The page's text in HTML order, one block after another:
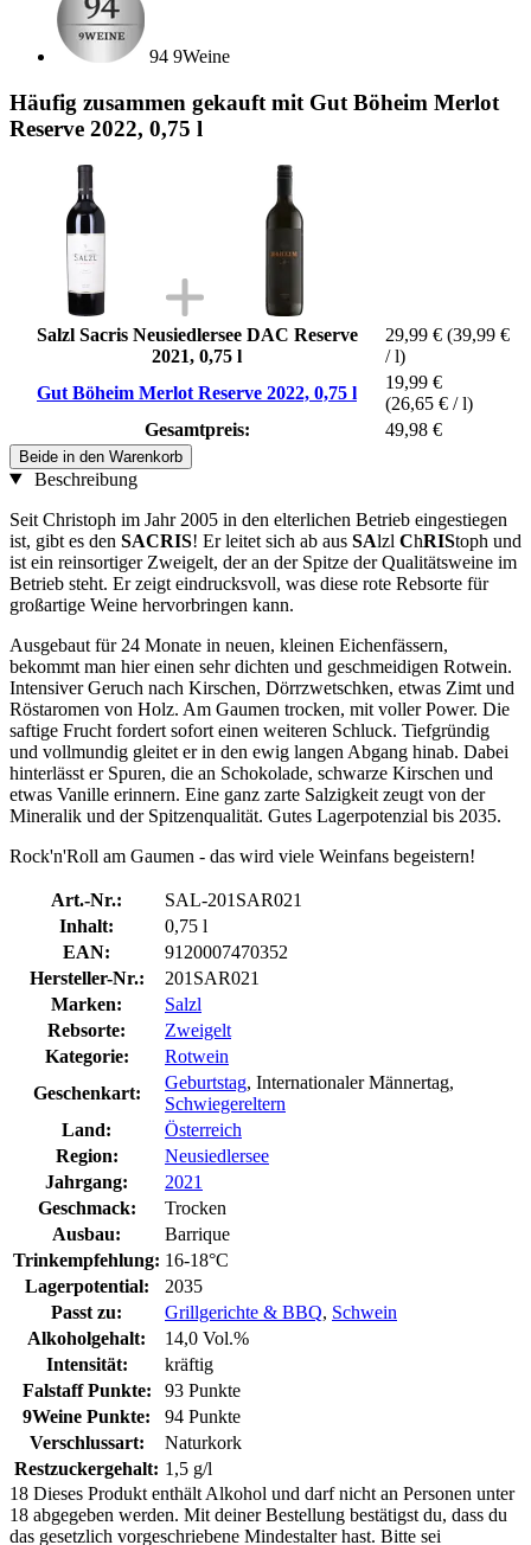
94 9Weine
Häufig zusammen gekauft mit Gut Böheim Merlot
Reserve 2022, 0,75 l
Salzl Sacris Neusiedlersee DAC Reserve
2021, 0,75 l
29,99 € (39,99 €
/ l)
Gut Böheim Merlot Reserve 2022, 0,75 l
19,99 €
(26,65 € / l)
Gesamtpreis:
49,98 €
Beide in den Warenkorb
Beschreibung
Seit Christoph im Jahr 2005 in den elterlichen Betrieb eingestiegen
ist, gibt es den SACRIS! Er leitet sich ab aus SAlzl ChRIStoph und
ist ein reinsortiger Zweigelt, der an der Spitze der Qualitätsweine im
Betrieb steht. Er zeigt eindrucksvoll, was diese rote Rebsorte für
großartige Weine hervorbringen kann.
Ausgebaut für 24 Monate in neuen, kleinen Eichenfässern,
bekommt man hier einen sehr dichten und geschmeidigen Rotwein.
Intensiver Geruch nach Kirschen, Dörrzwetschken, etwas Zimt und
Röstaromen von Holz. Am Gaumen trocken, mit voller Power. Die
saftige Frucht fordert sofort einen weiteren Schluck. Tiefgründig
und vollmundig gleitet er in den ewig langen Abgang hinab. Dabei
hinterlässt er Spuren, die an Schokolade, schwarze Kirschen und
etwas Vanille erinnern. Eine ganz zarte Salzigkeit zeugt von der
Mineralik und der Spitzenqualität. Gutes Lagerpotenzial bis 2035.
Rock'n'Roll am Gaumen - das wird viele Weinfans begeistern!
Art.-Nr.:
SAL-201SAR021
Inhalt:
0,75 l
EAN:
9120007470352
Hersteller-Nr.:
201SAR021
Marken:
Salzl
Rebsorte:
Zweigelt
Kategorie:
Rotwein
Geschenkart:
Geburtstag, Internationaler Männertag,
Schwiegereltern
Land:
Österreich
Region:
Neusiedlersee
Jahrgang:
2021
Geschmack:
Trocken
Ausbau:
Barrique
Trinkempfehlung: 16-18°C
Lagerpotential:
2035
Passt zu:
Grillgerichte & BBQ, Schwein
Alkoholgehalt:
14,0 Vol.%
Intensität:
kräftig
Falstaff Punkte:
93 Punkte
9Weine Punkte:
94 Punkte
Verschlussart:
Naturkork
Restzuckergehalt: 1,5 g/l
18 Dieses Produkt enthält Alkohol und darf nicht an Personen unter
18 abgegeben werden. Mit deiner Bestellung bestätigst du, dass du
das gesetzlich vorgeschriebene Mindestalter hast. Bitte sei